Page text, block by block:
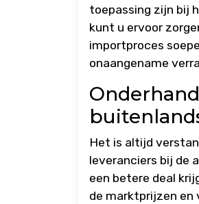
toepassing zijn bij
kunt u ervoor
importproces
onaangename
Het is altijd
leveranciers bij de
een betere deal
de marktprijzen en